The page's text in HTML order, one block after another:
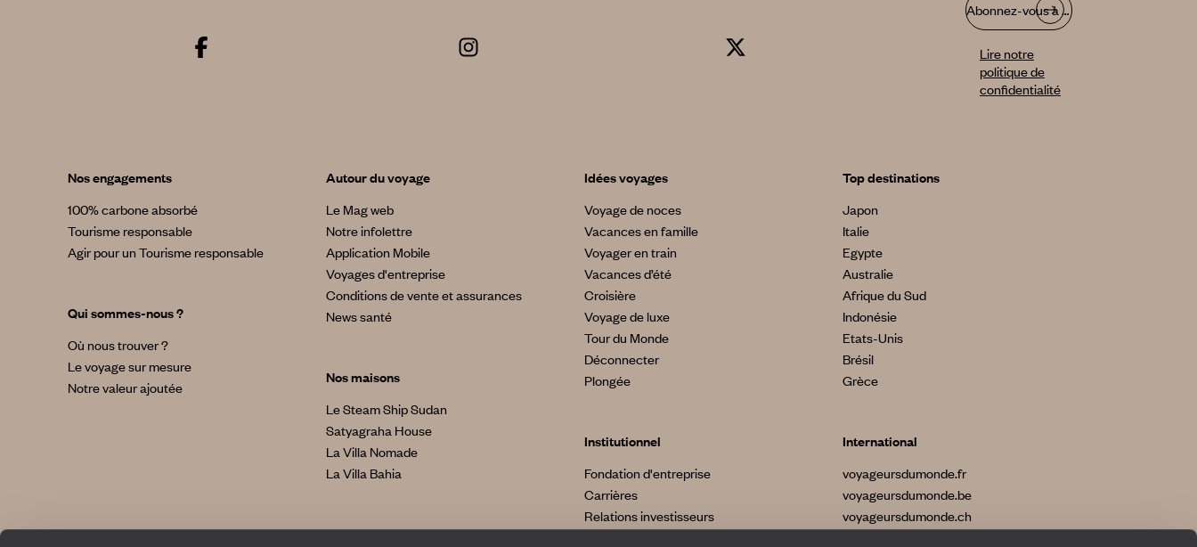
Abonnez-vous à notre infolettre
Lire notre
politique de
confidentialité
Nos engagements
100% carbone absorbé
Tourisme responsable
Agir pour un Tourisme responsable
Qui sommes-nous ?
Où nous trouver ?
Le voyage sur mesure
Notre valeur ajoutée
Autour du voyage
Le Mag web
Notre infolettre
Application Mobile
Voyages d'entreprise
Conditions de vente et assurances
News santé
Nos maisons
Le Steam Ship Sudan
Satyagraha House
La Villa Nomade
La Villa Bahia
Idées voyages
Voyage de noces
Vacances en famille
Voyager en train
Vacances d’été
Croisière
Voyage de luxe
Tour du Monde
Déconnecter
Plongée
Institutionnel
Fondation d'entreprise
Carrières
Relations investisseurs
Top destinations
Japon
Italie
Egypte
Australie
Afrique du Sud
Indonésie
Etats-Unis
Brésil
Grèce
International
voyageursdumonde.fr
voyageursdumonde.be
voyageursdumonde.ch